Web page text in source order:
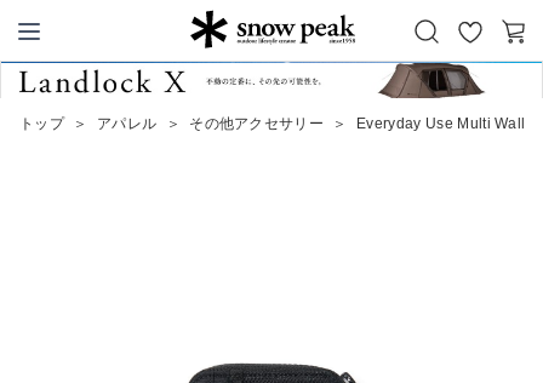
Snow Peak
お
気
カ
トップ ＞ アパレル ＞ その他アクセサリー ＞ Everyday Use Multi Wallet